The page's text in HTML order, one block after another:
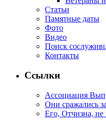
Статьи
Памятные даты
Фото
Видео
Поиск
Контакты
Ссылки
Ассоциация
Они сражались
Его, Отчизна, не